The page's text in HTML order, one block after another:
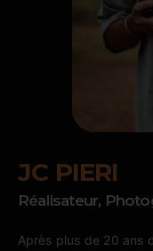
JC PIERI
Réalisateur,
Après plus de 20 ans